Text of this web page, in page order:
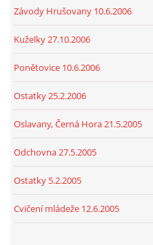
Závody Hrušovany 10.6.2006
Kuželky 27.10.2006
Ponětovice 10.6.2006
Ostatky 25.2.2006
Oslavany, Černá Hora 21.5.2005
Odchovna 27.5.2005
Ostatky 5.2.2005
Cvičení mládeže 12.6.2005